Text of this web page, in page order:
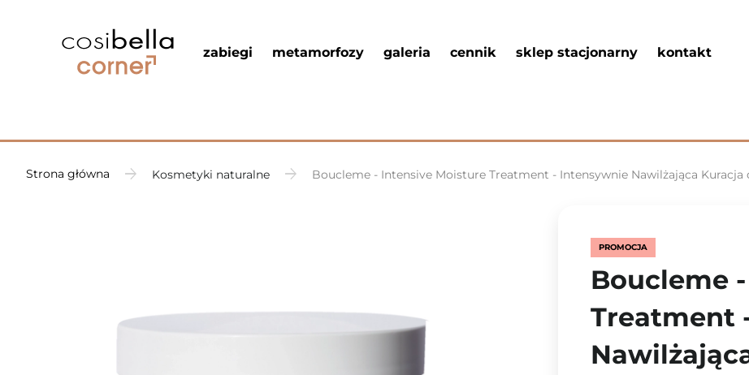
zabiegi metamorfozy galeria cennik sklep stacjonarny kontakt
Strona główna Kosmetyki naturalne Boucleme - Intensive Moisture Treatment - Intensywnie Nawilżająca Kuracja
PROMOCJA
Boucleme
Treatment